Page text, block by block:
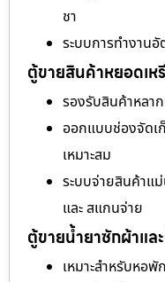
ชา
ระบบการทำงาน
ตู้ขายสินค้าหยอดเ
รองรับสินค้าหลา
ออกแบบช่องจัดเ
เหมาะสม
ระบบจ่ายสินค้าแ
และ สแกนจ่าย
ตู้ขายน้ำยาซักผ้าแล
เหมาะสำหรับหอ